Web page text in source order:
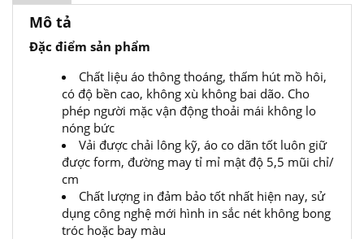
Mô tả
Đặc điểm sản phẩm
Chất liệu áo thông thoáng, thấm hút mồ hôi,
có độ bền cao, không xù không bai dão. Cho
phép người mặc vận động thoải mái không lo
nóng bức
Vải được chải lông kỹ, áo co dãn tốt luôn giữ
được form, đường may tỉ mỉ mật độ 5,5 mũi chỉ/
cm
Chất lượng in đảm bảo tốt nhất hiện nay, sử
dụng công nghệ mới hình in sắc nét không bong
tróc hoặc bay màu